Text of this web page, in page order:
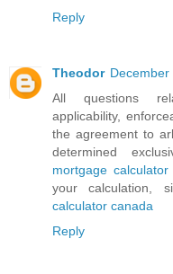
Reply
Theodor December
All questions
applicability,
the agreement to
determined
mortgage calculator
your calculation,
calculator canada
Reply